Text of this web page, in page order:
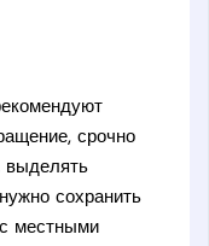
срочно
выделять
сохранить
местными